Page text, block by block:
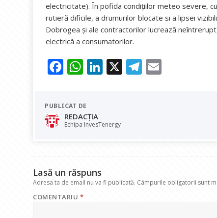
electricitate). În pofida condiţiilor meteo severe,
rutieră dificile, a drumurilor blocate si a lipsei
Dobrogea şi ale contractorilor lucrează
electrică a consumatorilor.
F
e
b
o
W
at
s
A
Li
dI
X T
PUBLICAT DE
REDACȚIA
Echipa InvesTenergy
Lasă un răspuns
Adresa ta de email nu va fi publicată. Câmpurile obligatorii sunt
COMENTARIU *